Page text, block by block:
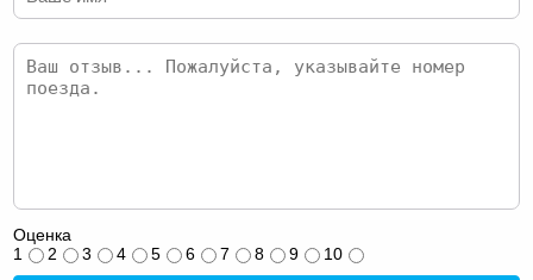
Оценка
1
2 3 4 5 6 7 8 9 10